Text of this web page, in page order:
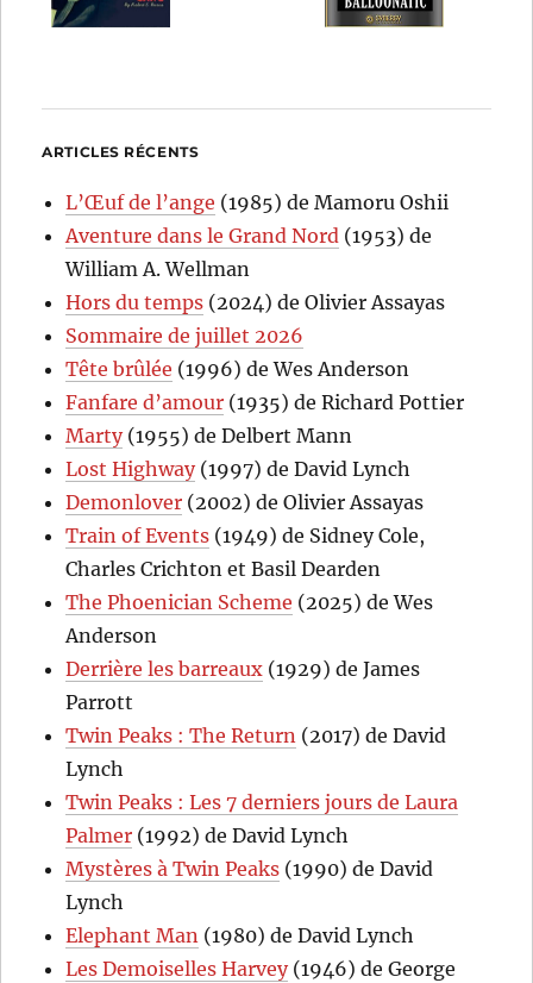
ARTICLES RÉCENTS
L’Œuf de l’ange (1985) de Mamoru Oshii
Aventure dans le Grand Nord (1953) de
William A. Wellman
Hors du temps (2024) de Olivier Assayas
Sommaire de juillet 2026
Tête brûlée (1996) de Wes Anderson
Fanfare d’amour (1935) de Richard Pottier
Marty(1955) de Delbert Mann
Lost Highway(1997) de David Lynch
Demonlover (2002) de Olivier Assayas
Train of Events (1949) de Sidney Cole,
Charles Crichton et Basil Dearden
The Phoenician Scheme (2025) de Wes
Anderson
Derrière les barreaux (1929) de James
Parrott
Twin Peaks : The Return (2017) de David
Lynch
Twin Peaks : Les 7 derniers jours de Laura
Palmer (1992) de David Lynch
Mystères à Twin Peaks (1990) de David
Lynch
Elephant Man (1980) de David Lynch
Les Demoiselles Harvey(1946) de George